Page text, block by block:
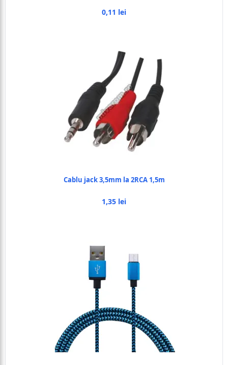
0,11 lei
Cablu jack 3,5mm la 2RCA 1,5m
1,35 lei